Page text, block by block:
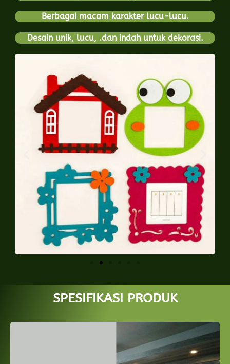
Berbagai macam karakter lucu-lucu.
Desain unik, lucu, .dan indah untuk dekorasi.
SPESIFIKASI PRODUK